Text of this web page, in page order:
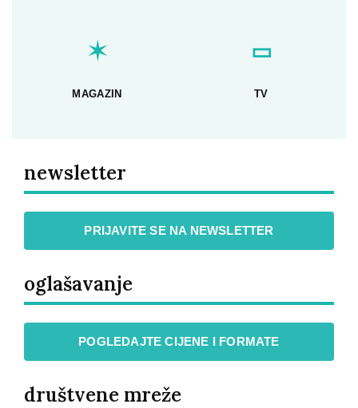
✶
MAGAZIN
▭
TV
newsletter
PRIJAVITE SE NA NEWSLETTER
oglašavanje
POGLEDAJTE CIJENE I FORMATE
društvene mreže